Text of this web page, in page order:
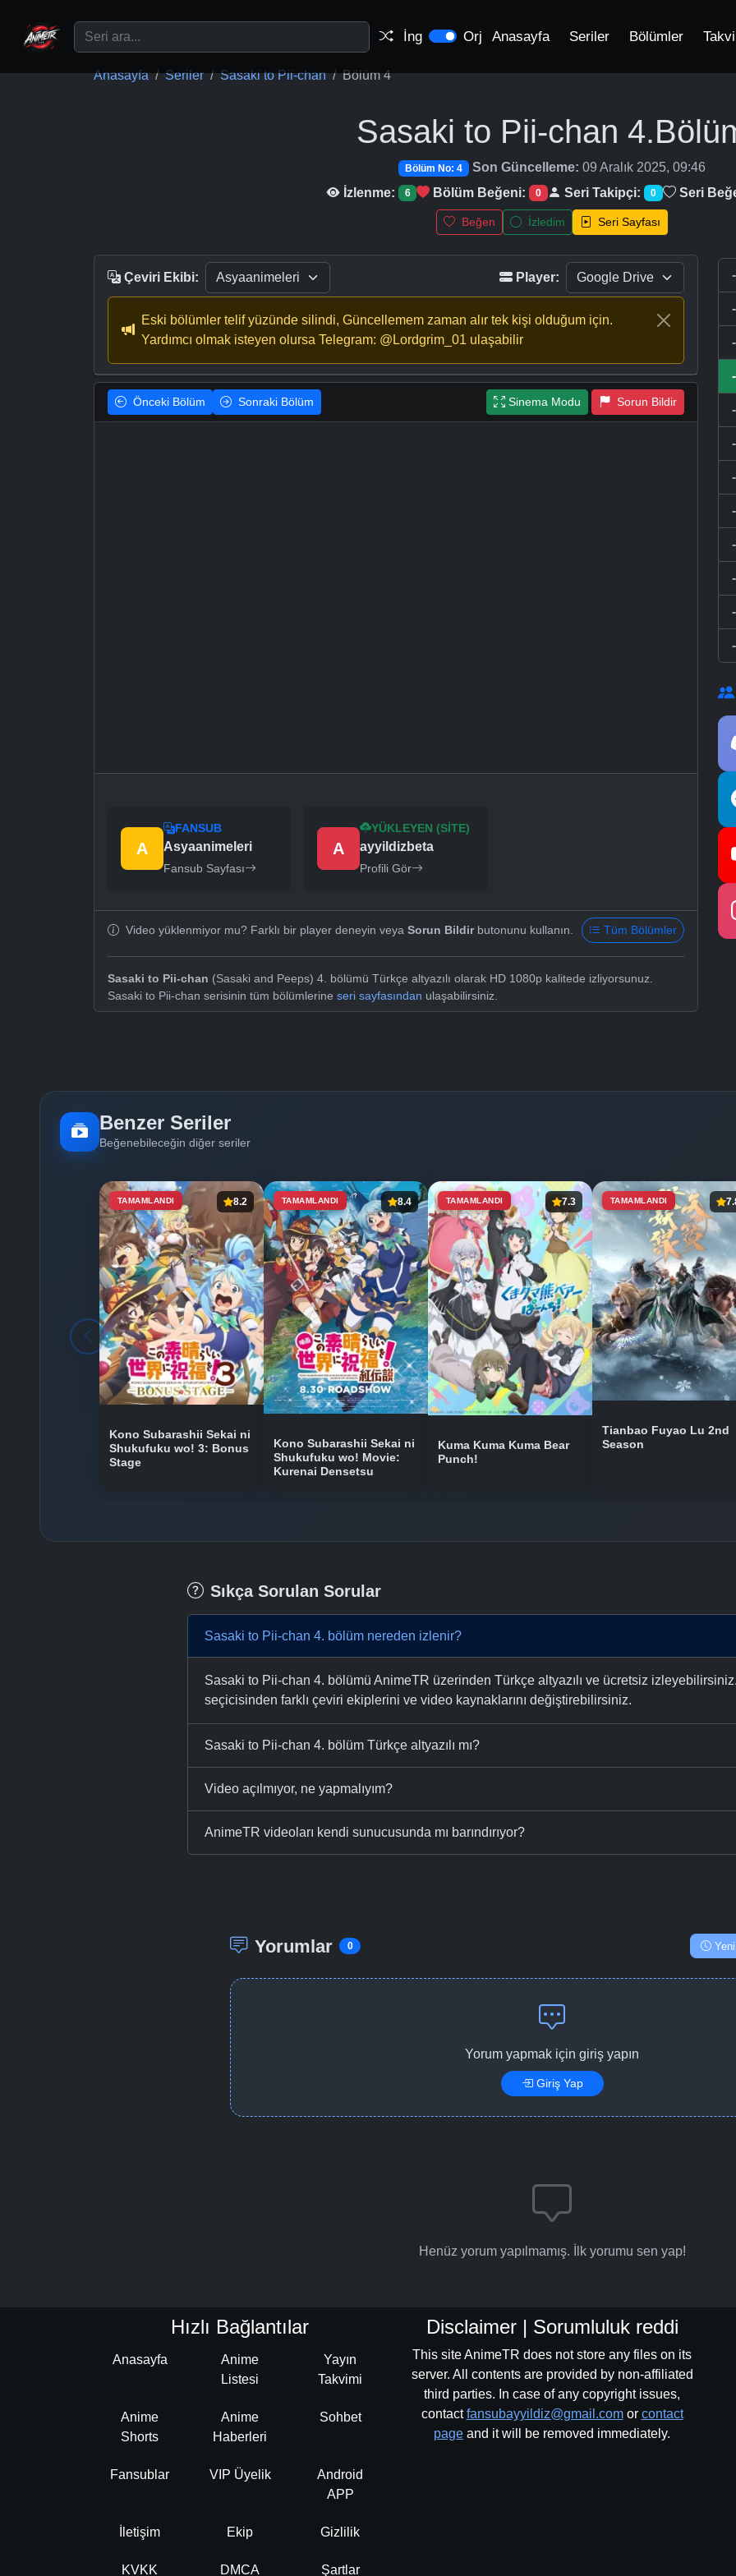
İng Orj Anasayfa Seriler Bölümler
Anasayfa Seriler Sasaki to Pii-chan Bölüm 4
Sasaki to Pii-chan
Bölüm No: 4 Son Güncelleme: 09 Aralık 2025, 09:46
İzlenme:
6 Bölüm Beğeni: 0 Seri Takipçi: 0 Seri
Beğen İzledim Seri Sayfası
Çeviri Ekibi: Player:
Eski bölümler telif yüzünde silindi, Güncellemem zaman alır tek kişi olduğum için.
Yardımcı olmak isteyen olursa Telegram: @Lordgrim_01 ulaşabilir
Önceki Bölüm Sonraki Bölüm Sinema Modu Sorun Bildir
A
FANSUB
Asyaanimeleri
Fansub Sayfası
A
YÜKLEYEN (SITE)
ayyildizbeta
Profili Gör
Video yüklenmiyor mu? Farklı bir player deneyin veya Sorun Bildirbutonunu kullanın. Tüm Bölümler
Sasaki to Pii-chan (Sasaki and Peeps) 4. bölümü Türkçe altyazılı olarak HD 1080p kalitede izliyorsunuz.
Sasaki to Pii-chan serisinin tüm bölümlerine seri sayfasından ulaşabilirsiniz.
Benzer Seriler
Beğenebileceğin diğer seriler
TAMAMLANDI 8.2
Kono Subarashii Sekai ni
Shukufuku wo! 3: Bonus
Stage
TAMAMLANDI 8.4
Kono Subarashii Sekai ni
Shukufuku wo! Movie:
Kurenai Densetsu
TAMAMLANDI 7.3
Kuma Kuma Kuma Bear
Punch!
TAMAMLANDI
Tianbao Fuyao Lu 2nd
Season
Sıkça Sorulan Sorular
Sasaki to Pii-chan 4. bölüm nereden izlenir?
Sasaki to Pii-chan 4. bölümü AnimeTR üzerinden Türkçe altyazılı ve ücretsiz
seçicisinden farklı çeviri ekiplerini ve video kaynaklarını değiştirebilirsiniz.
Sasaki to Pii-chan 4. bölüm Türkçe altyazılı mı?
Video açılmıyor, ne yapmalıyım?
AnimeTR videoları kendi sunucusunda mı barındırıyor?
Yorumlar 0 Yeni
Yorum yapmak için giriş yapın
Giriş Yap
Henüz yorum yapılmamış. İlk yorumu sen yap!
Hızlı Bağlantılar
Anasayfa
Anime
Listesi
Yayın
Takvimi
Anime
Shorts
Anime
Haberleri
Sohbet
Fansublar VIP Üyelik
Android
APP
İletişim Ekip Gizlilik
KVKK DMCA Şartlar
Disclaimer | Sorumluluk reddi
This site AnimeTR does not store any files on its
server. All contents are provided by non-affiliated
third parties. In case of any copyright issues,
contactfansubayyildiz@gmail.comor contact
page and it will be removed immediately.